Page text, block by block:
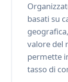
basati su
valore del
permette
tasso di